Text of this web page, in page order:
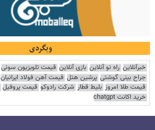
وبگردی
خبرآنلاین راه نو آنلاین بازی آنلاین قیمت تلویزیون سونی
جراح بینی گوشتی پرشین هتل قیمت آهن فولاد ایرانیان
قیمت طلا امروز بلیط قطار شرکت رادوکو قیمت پروفیل
خرید اکانت chatgpt